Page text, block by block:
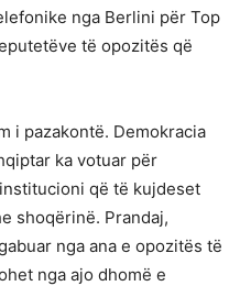
nga Berlini për Top
të opozitës që
i pazakontë. Demokracia
ka votuar për
që të kujdeset
shoqërinë. Prandaj,
nga ana e opozitës të
nga ajo dhomë e